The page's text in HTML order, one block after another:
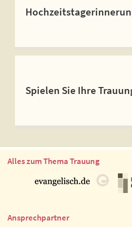
Spielen Sie Ihre
Alles zum Thema Trauung
Ansprechpartner